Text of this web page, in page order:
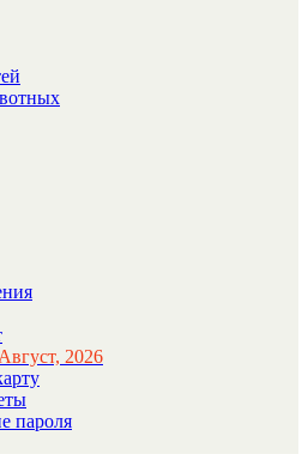
2026
пароля